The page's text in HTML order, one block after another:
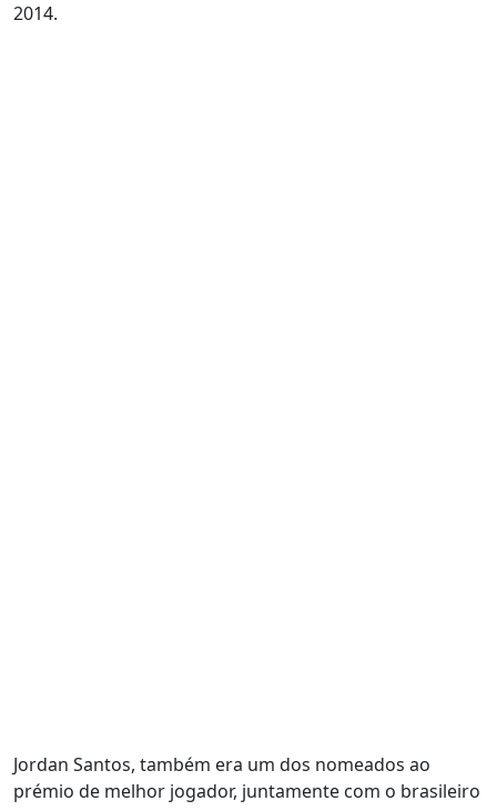
2014.
Jordan Santos, também era um dos nomeados ao
prémio de melhor jogador, juntamente com o brasileiro